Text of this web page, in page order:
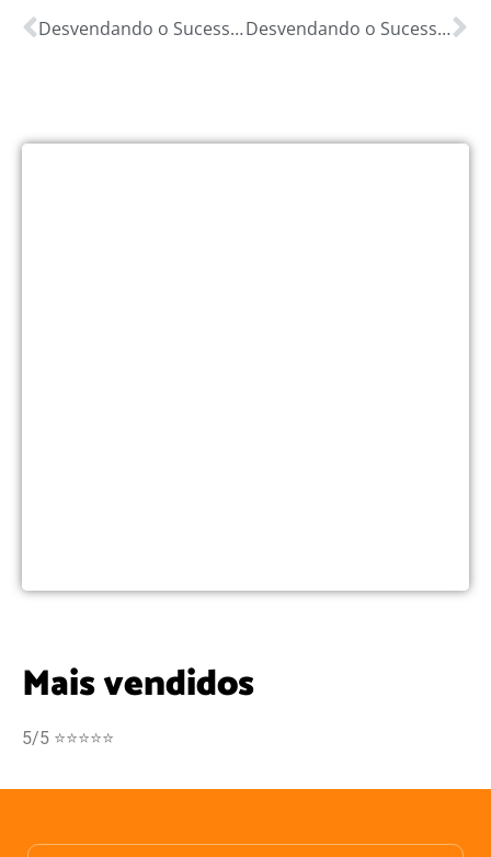
Desvendando o Sucesso Financeiro em Cipotânea, MG: Guia Completo com os 4 U’s para Otimizar Sua Vida Financeira! Desvendando o Sucesso Financeiro em Claro Dos Poções, MG: Guia Completo com os 4 U’s para Otimizar Sua Vida Financeira!
Mais vendidos
5/5 ⭐⭐⭐⭐⭐